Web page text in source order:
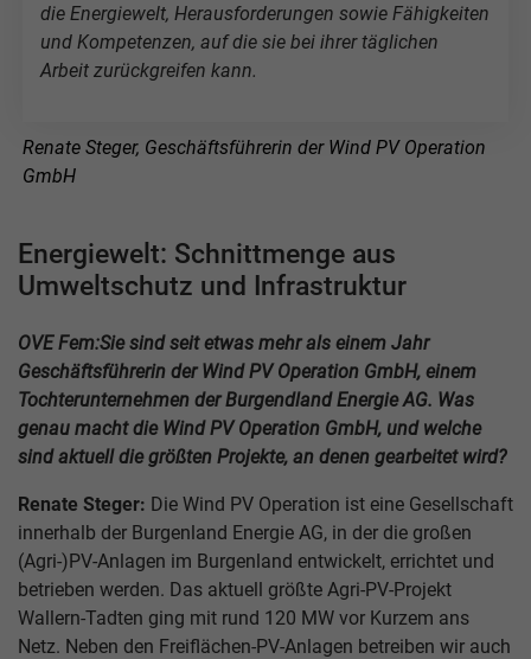
die Energiewelt, Herausforderungen sowie Fähigkeiten
und Kompetenzen, auf die sie bei ihrer täglichen
Arbeit zurückgreifen kann.
Renate Steger, Geschäftsführerin der Wind PV Operation
GmbH
Energiewelt: Schnittmenge aus
Umweltschutz und Infrastruktur
OVE Fem:Sie sind seit etwas mehr als einem Jahr
Geschäftsführerin der Wind PV Operation GmbH, einem
Tochterunternehmen der Burgendland Energie AG. Was
genau macht die Wind PV Operation GmbH, und welche
sind aktuell die größten Projekte, an denen gearbeitet wird?
Renate Steger: Die Wind PV Operation ist eine Gesellschaft
innerhalb der Burgenland Energie AG, in der die großen
(Agri-)PV-Anlagen im Burgenland entwickelt, errichtet und
betrieben werden. Das aktuell größte Agri-PV-Projekt
Wallern-Tadten ging mit rund 120 MW vor Kurzem ans
Netz. Neben den Freiflächen-PV-Anlagen betreiben wir auch